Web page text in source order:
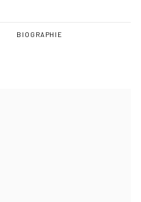
BIOGRAPHIE